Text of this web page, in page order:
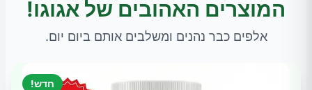
המוצרים האהובים של אגוגו!
אלפים כבר נהנים ומשלבים אותם ביום יום.
חדש!